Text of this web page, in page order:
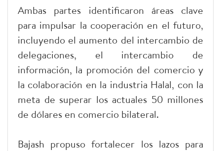
Ambas partes identificaron áreas clave
para impulsar la cooperación en el futuro,
incluyendo el aumento del intercambio de
delegaciones, el intercambio de
información, la promoción del comercio y
la colaboración en la industria Halal, con la
meta de superar los actuales 50 millones
de dólares en comercio bilateral.
Bajash propuso fortalecer los lazos para